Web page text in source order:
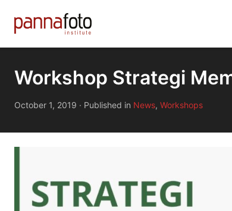
Workshop Strategi
October 1, 2019 · Published in News, Workshops